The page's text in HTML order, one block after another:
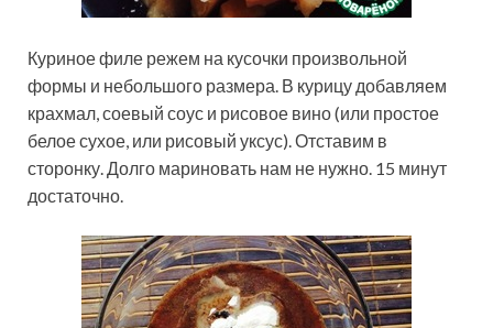
Куриное филе режем на кусочки произвольной
формы и небольшого размера. В курицу добавляем
крахмал, соевый соус и рисовое вино (или простое
белое сухое, или рисовый уксус). Отставим в
сторонку. Долго мариновать нам не нужно. 15 минут
достаточно.